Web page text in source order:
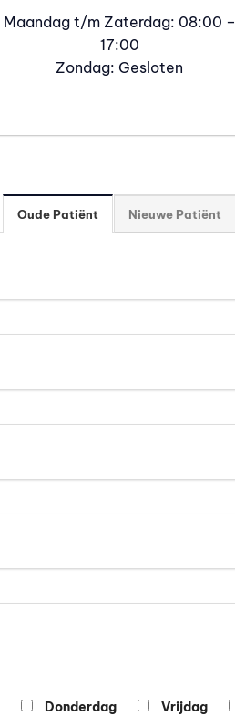
Maandag t/m Zaterdag: 08:00 –
17:00
Zondag: Gesloten
Oude Patiënt Nieuwe Patiënt
Donderdag Vrijdag